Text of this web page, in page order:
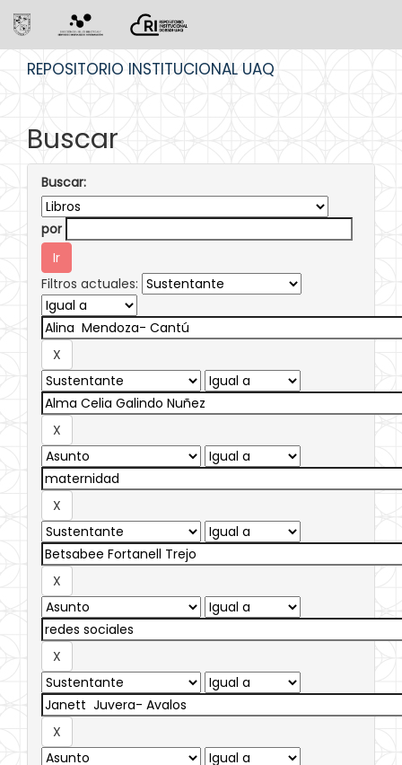
REPOSITORIO INSTITUCIONAL UAQ
Buscar
Buscar:
por
Filtros actuales: